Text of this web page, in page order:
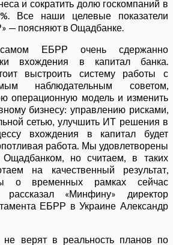
и сократить долю госкомпаний в
Все наши целевые показатели
— поясняют в Ощадбанке.
ЕБРР очень сдержанно
вхождения в капитал банка.
выстроить систему работы с
наблюдательным советом,
операционную модель и изменить
бизнесу: управлению рисками,
сетью, улучшить ИТ решения в
вхождения в капитал будет
работа. Мы удовлетворены
Ощадбанком, но считаем, в таких
на качественный результат,
о временных рамках сейчас
«Минфину» директор
ЕБРР в Украине Александр
верят в реальность планов по